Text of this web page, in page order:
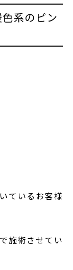
系のピン
ているお客様
施術させてい